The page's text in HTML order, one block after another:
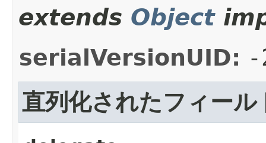
extends Object
serialVersionUID: -
直列化されたフィール